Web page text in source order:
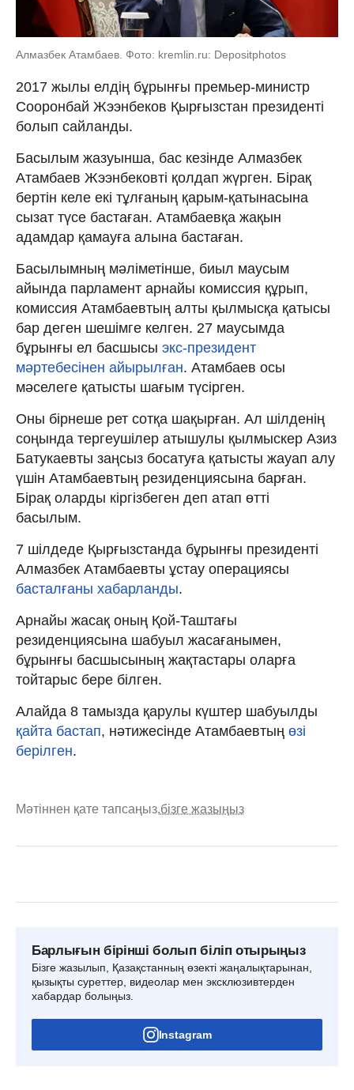
Алмазбек Атамбаев. Фото: kremlin.ru: Depositphotos
2017 жылы елдің бұрынғы премьер-министр
Сооронбай Жээнбеков Қырғызстан президенті
болып сайланды.
Басылым жазуынша, бас кезінде Алмазбек
Атамбаев Жээнбековті қолдап жүрген. Бірақ
бертін келе екі тұлғаның қарым-қатынасына
сызат түсе бастаған. Атамбаевқа жақын
адамдар қамауға алына бастаған.
Басылымның мәліметінше, биыл маусым
айында парламент арнайы комиссия құрып,
комиссия Атамбаевтың алты қылмысқа қатысы
бар деген шешімге келген. 27 маусымда
бұрынғы ел басшысы экс-президент
мәртебесінен айырылған. Атамбаев осы
мәселеге қатысты шағым түсірген.
Оны бірнеше рет сотқа шақырған. Ал шілденің
соңында тергеушілер атышулы қылмыскер Азиз
Батукаевты заңсыз босатуға қатысты жауап алу
үшін Атамбаевтың резиденциясына барған.
Бірақ оларды кіргізбеген деп атап өтті
басылым.
7 шілдеде Қырғызстанда бұрынғы президенті
Алмазбек Атамбаевты ұстау операциясы
басталғаны хабарланды.
Арнайы жасақ оның Қой-Таштағы
резиденциясына шабуыл жасағанымен,
бұрынғы басшысының жақтастары оларға
тойтарыс бере білген.
Алайда 8 тамызда қарулы күштер шабуылды
қайта бастап, нәтижесінде Атамбаевтың өзі
берілген.
Мәтіннен қате тапсаңыз,бізге жазыңыз
Барлығын бірінші болып біліп отырыңыз
Бізге жазылып, Қазақстанның өзекті жаңалықтарынан,
қызықты суреттер, видеолар мен эксклюзивтерден
хабардар болыңыз.
Instagram